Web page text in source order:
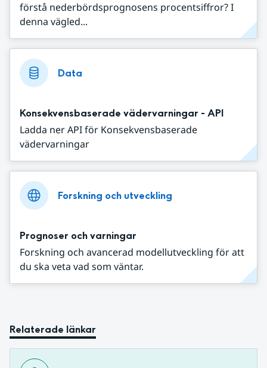
förstå nederbördsprognosens procentsiffror? I
denna vägled...
Data
Konsekvensbaserade vädervarningar - API
Ladda ner API för Konsekvensbaserade
vädervarningar
Forskning och utveckling
Prognoser och varningar
Forskning och avancerad modellutveckling för att
du ska veta vad som väntar.
Relaterade länkar